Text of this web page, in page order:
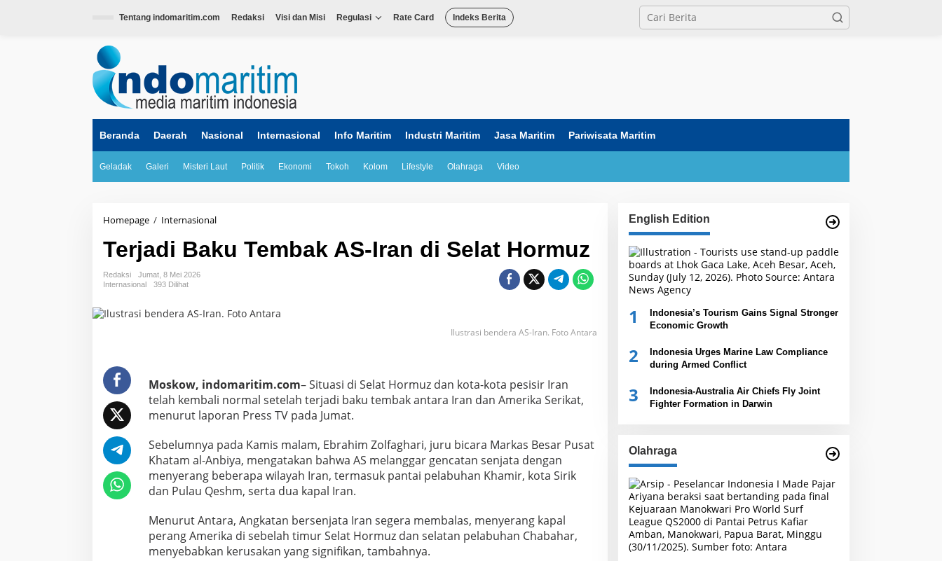
Tentang indomaritim.com Redaksi Visi dan Misi Regulasi Rate Card Indeks Berita
Beranda Daerah Nasional Internasional Info Maritim Industri Maritim Jasa Maritim Pariwisata Maritim
Geladak Galeri Misteri Laut Politik Ekonomi Tokoh Kolom Lifestyle Olahraga Video
Homepage / Internasional
r
j
a
m
b
k
S
-
I
a
d
i
S
Terjadi Baku Tembak AS-Iran di Selat Hormuz
Redaksi
Jumat, 8 Mei 2026
Internasional
393 Dilihat
Ilustrasi bendera AS-Iran. Foto Antara
Moskow, indomaritim.com– Situasi di Selat Hormuz dan kota-kota pesisir Iran
telah kembali normal setelah terjadi baku tembak antara Iran dan Amerika Serikat,
menurut laporan Press TV pada Jumat.
Sebelumnya pada Kamis malam, Ebrahim Zolfaghari, juru bicara Markas Besar Pusat
Khatam al-Anbiya, mengatakan bahwa AS melanggar gencatan senjata dengan
menyerang beberapa wilayah Iran, termasuk pantai pelabuhan Khamir, kota Sirik
dan Pulau Qeshm, serta dua kapal Iran.
Menurut Antara, Angkatan bersenjata Iran segera membalas, menyerang kapal
perang Amerika di sebelah timur Selat Hormuz dan selatan pelabuhan Chabahar,
menyebabkan kerusakan yang signifikan, tambahnya.
English Edition
1
Indonesia’s Tourism Gains Signal Stronger
Economic Growth
2
Indonesia Urges Marine Law Compliance
during Armed Conflict
3
Indonesia-Australia Air Chiefs Fly Joint
Fighter Formation in Darwin
Olahraga